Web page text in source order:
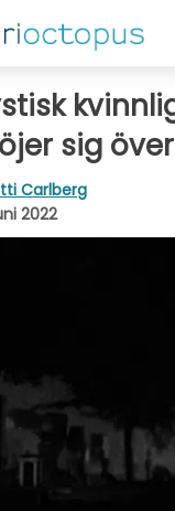
sig
Carlberg
2022